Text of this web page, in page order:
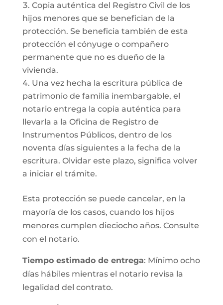
Copia auténtica del Registro Civil de los
hijos menores que se benefician de la
protección. Se beneficia también de esta
protección el cónyuge o compañero
permanente que no es dueño de la
vivienda.
Una vez hecha la escritura pública de
patrimonio de familia inembargable, el
notario entrega la copia auténtica para
llevarla a la Oficina de Registro de
Instrumentos Públicos, dentro de los
noventa días siguientes a la fecha de la
escritura. Olvidar este plazo, significa volver
a iniciar el trámite.
Esta protección se puede cancelar, en la
mayoría de los casos, cuando los hijos
menores cumplen dieciocho años. Consulte
con el notario.
Tiempo estimado de entrega: Mínimo ocho
días hábiles mientras el notario revisa la
legalidad del contrato.